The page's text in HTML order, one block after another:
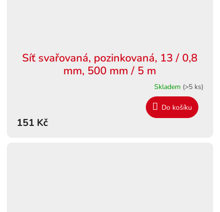
Síť svařovaná, pozinkovaná, 13 / 0,8
mm, 500 mm / 5 m
Skladem (>5 ks)
151 Kč
Do košíku